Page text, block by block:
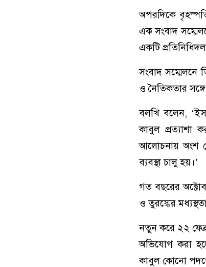
অপরদিকে
এক সংবাদ
একটি
সংবাদ সম্মেলনে
ও নৈতিকতার
বলখি বলেন,
কাবুল প্রত্যাশা
আলোচনায় অংশ
ব্যবস্থা চালু হয়।’
গত বছরের
ও তুরস্কের
নতুন করে ২২
অভিযোগ করা
কাবুল কোনো